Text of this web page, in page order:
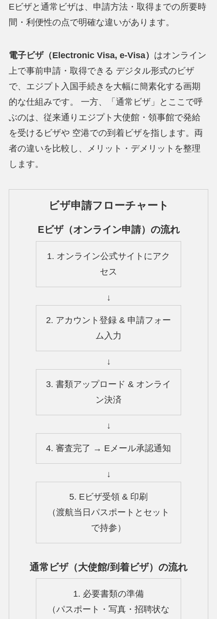
Eビザと通常ビザは、申請方法・取得までの所要時
間・利便性の点で明確な違いがあります。
電子ビザ（Electronic Visa, e-Visa） はオンライン
上で事前申請・取得できる デジタル形式のビザ
で、エジプト入国手続きを大幅に簡素化する画期
的な仕組みです。 一方、「通常ビザ」とここで呼
ぶのは、従来通りエジプト大使館・領事館で発給
を受けるビザや 空港での到着ビザを指します。両
者の違いを比較し、メリット・デメリットを整理
します。
ビザ申請フローチャート
Eビザ（オンライン申請）の流れ
1. オンライン公式サイトにアク
セス
↓
2. アカウント登録 & 申請フォー
ム入力
↓
3. 書類アップロード & オンライ
ン決済
↓
4. 審査完了 → Eメール承認通知
↓
5. Eビザ受領 & 印刷
（渡航当日パスポートとセット
で持参）
通常ビザ（大使館/到着ビザ）の流れ
1. 必要書類の準備
（パスポート・写真・招聘状な